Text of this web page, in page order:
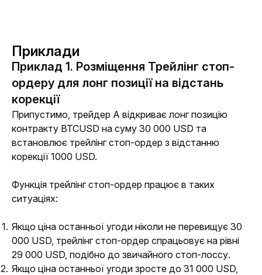
Приклади
Приклад 1. Розміщення Трейлінг стоп-
ордеру для лонг позиції на відстань
корекції
Припустимо, трейдер А відкриває лонг позицію
контракту BTCUSD на суму 30 000 USD та
встановлює трейлінг стоп-ордер з відстанню
корекції 1000 USD.
Функція трейлінг стоп-ордер працює в таких
ситуаціях:
Якщо ціна останньої угоди ніколи не перевищує 30
000 USD, трейлінг стоп-ордер спрацьовує на рівні
29 000 USD, подібно до звичайного стоп-лоссу.
Якщо ціна останньої угоди зросте до 31 000 USD,